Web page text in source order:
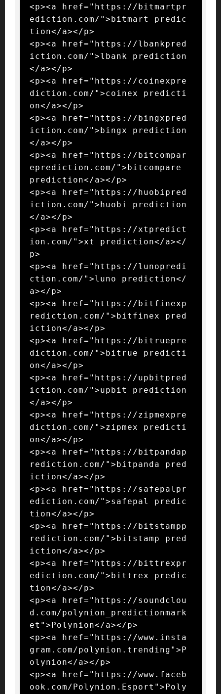
<p><a href="https://bitmartpr
ediction.com/">bitmart predic
tion</a></p>
<p><a href="https://lbankpred
iction.com/">lbank prediction
</a></p>
<p><a href="https://coinexpre
diction.com/">coinex predicti
on</a></p>
<p><a href="https://bingxpred
iction.com/">bingx prediction
</a></p>
<p><a href="https://bitcompar
eprediction.com/">bitcompare
prediction</a></p>
<p><a href="https://huobipred
iction.com/">huobi prediction
</a></p>
<p><a href="https://xtpredict
ion.com/">xt prediction</a></
p>
<p><a href="https://lunopredi
ction.com/">luno prediction</
a></p>
<p><a href="https://bitfinexp
rediction.com/">bitfinex pred
iction</a></p>
<p><a href="https://bitruepre
diction.com/">bitrue predicti
on</a></p>
<p><a href="https://upbitpred
iction.com/">upbit prediction
</a></p>
<p><a href="https://zipmexpre
diction.com/">zipmex predicti
on</a></p>
<p><a href="https://bitpandap
rediction.com/">bitpanda pred
iction</a></p>
<p><a href="https://safepalpr
ediction.com/">safepal predic
tion</a></p>
<p><a href="https://bitstampp
rediction.com/">bitstamp pred
iction</a></p>
<p><a href="https://bittrexpr
ediction.com/">bittrex predic
tion</a></p>
<p><a href="https://soundclou
d.com/polynion_predictionmark
et">Polynion</a></p>
<p><a href="https://www.insta
gram.com/polynion.trending">P
olynion</a></p>
<p><a href="https://www.faceb
ook.com/Polynion.Esport">Poly